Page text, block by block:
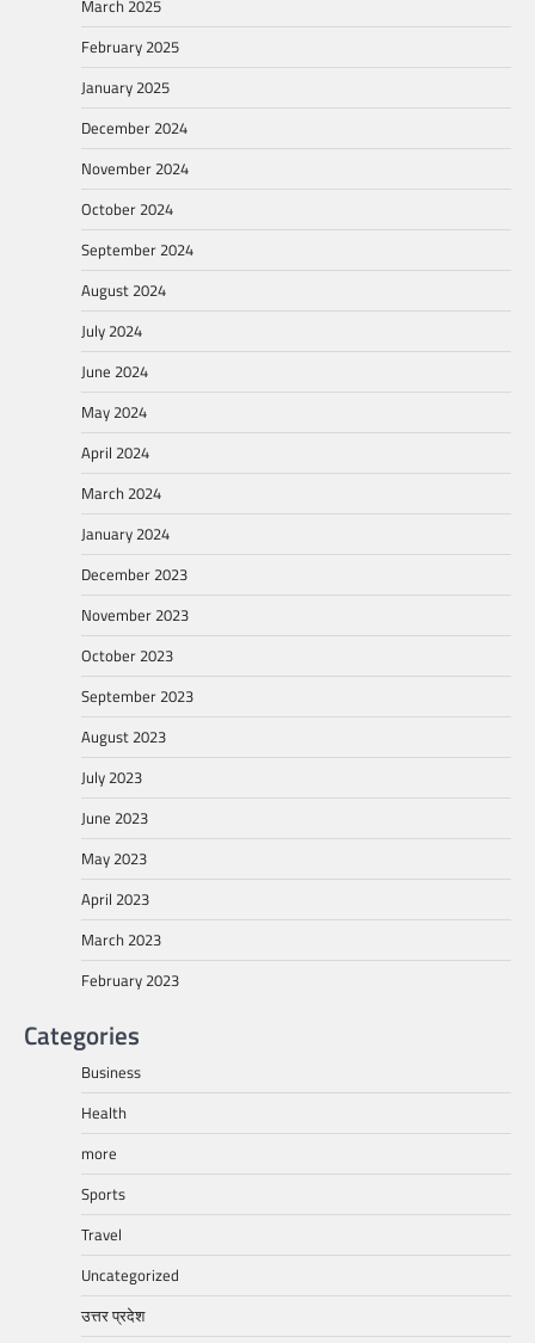
March 2025
February 2025
January 2025
December 2024
November 2024
October 2024
September 2024
August 2024
July 2024
June 2024
May 2024
April 2024
March 2024
January 2024
December 2023
November 2023
October 2023
September 2023
August 2023
July 2023
June 2023
May 2023
April 2023
March 2023
February 2023
Categories
Business
Health
more
Sports
Travel
Uncategorized
उत्तर प्रदेश